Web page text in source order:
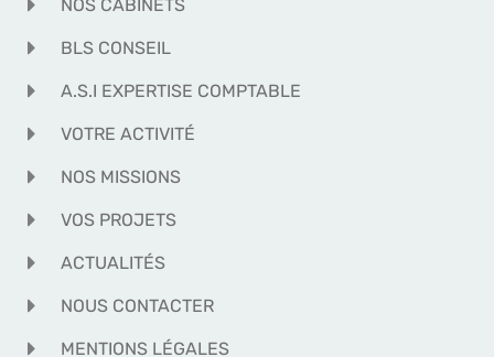
NOS CABINETS
BLS CONSEIL
A.S.I EXPERTISE COMPTABLE
VOTRE ACTIVITÉ
NOS MISSIONS
VOS PROJETS
ACTUALITÉS
NOUS CONTACTER
MENTIONS LÉGALES